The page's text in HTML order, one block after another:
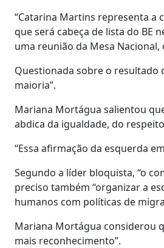
“Catarina Martins representa a
que será cabeça de lista do BE
uma reunião da Mesa
Questionada sobre o resultado
maioria”.
Mariana Mortágua salientou
abdica da igualdade, do
“Essa afirmação da esquerda
Segundo a líder bloquista, “o
preciso também “organizar a
humanos com políticas de
Mariana Mortágua considerou
mais reconhecimento”.